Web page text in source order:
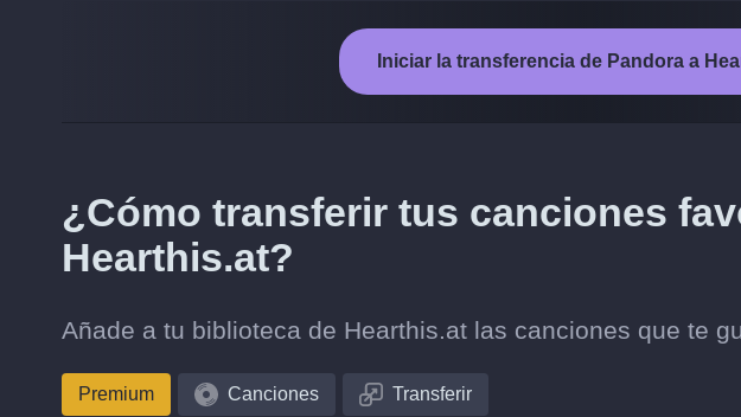
Iniciar la transferencia de Pandora a
¿Cómo transferir tus canciones
Hearthis.at?
Añade a tu biblioteca de Hearthis.at las canciones que te
Premium Canciones Transferir